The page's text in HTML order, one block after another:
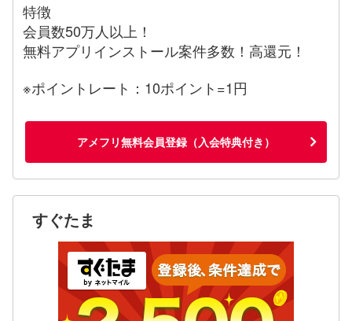
特徴
会員数50万人以上！
無料アプリインストール案件多数！高還元！
※ポイントレート：10ポイント=1円
アメフリ無料会員登録（入会特典付き）
すぐたま